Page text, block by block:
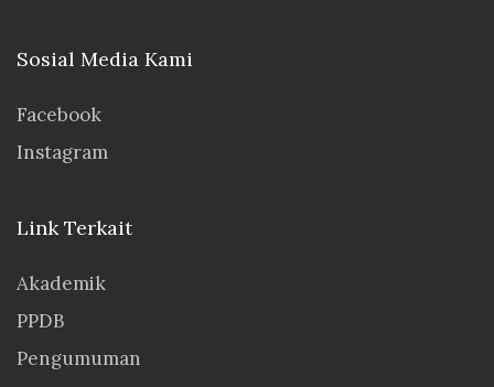
Sosial Media Kami
Facebook
Instagram
Link Terkait
Akademik
PPDB
Pengumuman